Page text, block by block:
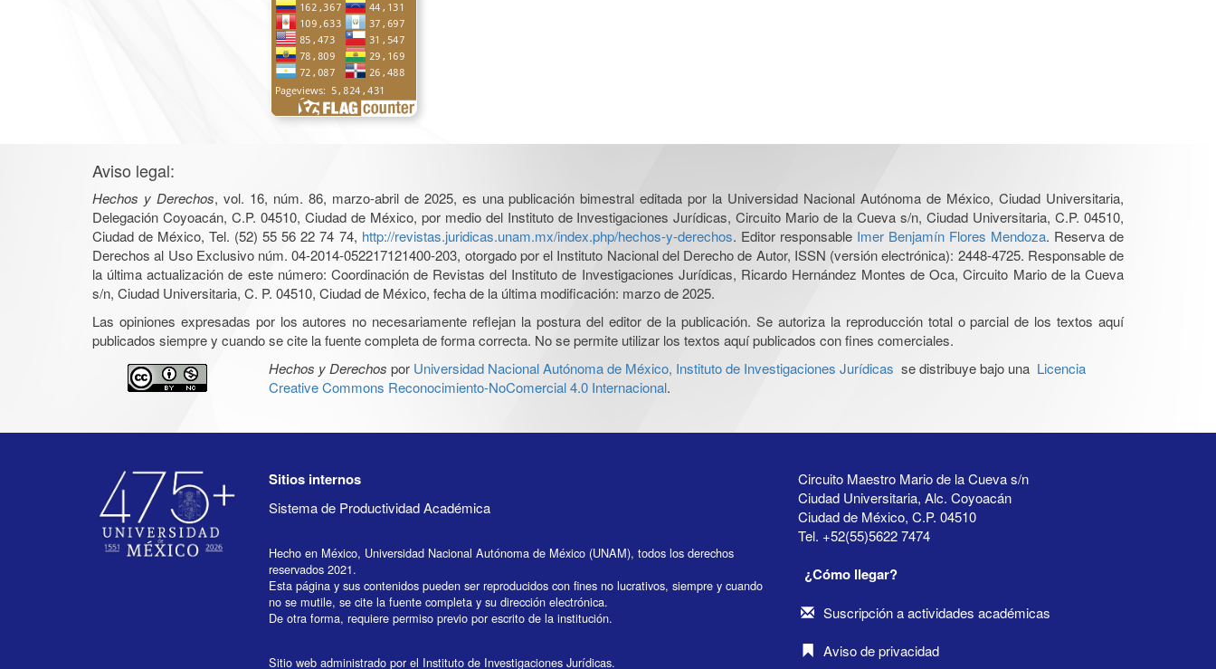
Aviso legal:
Hechos y Derechos, vol. 16, núm. 86, marzo-abril de 2025, es una publicación bimestral editada por la Universidad Nacional Autónoma de México, Ciudad Universitaria,
Delegación Coyoacán, C.P. 04510, Ciudad de México, por medio del Instituto de Investigaciones Jurídicas, Circuito Mario de la Cueva s/n, Ciudad Universitaria, C.P. 04510,
Ciudad de México, Tel. (52) 55 56 22 74 74, http://revistas.juridicas.unam.mx/index.php/hechos-y-derechos. Editor responsable Imer Benjamín Flores Mendoza. Reserva de
Derechos al Uso Exclusivo núm. 04-2014-052217121400-203, otorgado por el Instituto Nacional del Derecho de Autor, ISSN (versión electrónica): 2448-4725. Responsable de
la última actualización de este número: Coordinación de Revistas del Instituto de Investigaciones Jurídicas, Ricardo Hernández Montes de Oca, Circuito Mario de la Cueva
s/n, Ciudad Universitaria, C. P. 04510, Ciudad de México, fecha de la última modificación: marzo de 2025.
Las opiniones expresadas por los autores no necesariamente reflejan la postura del editor de la publicación. Se autoriza la reproducción total o parcial de los textos aquí
publicados siempre y cuando se cite la fuente completa de forma correcta. No se permite utilizar los textos aquí publicados con fines comerciales.
Hechos y Derechos por Universidad Nacional Autónoma de México, Instituto de Investigaciones Jurídicas se distribuye bajo una Licencia
Creative Commons Reconocimiento-NoComercial 4.0 Internacional.
Sitios internos
Sistema de Productividad Académica
Hecho en México, Universidad Nacional Autónoma de México (UNAM), todos los derechos
reservados 2021.
Esta página y sus contenidos pueden ser reproducidos con fines no lucrativos, siempre y cuando
no se mutile, se cite la fuente completa y su dirección electrónica.
De otra forma, requiere permiso previo por escrito de la institución.
Sitio web administrado por el Instituto de Investigaciones Jurídicas.
Circuito Maestro Mario de la Cueva s/n
Ciudad Universitaria, Alc. Coyoacán
Ciudad de México, C.P. 04510
Tel. +52(55)5622 7474
¿Cómo llegar?
Suscripción a actividades académicas
Aviso de privacidad